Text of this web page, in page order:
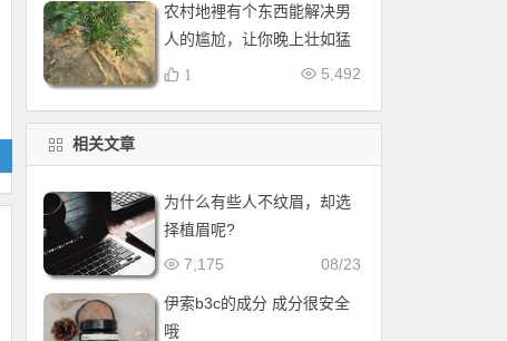
农村地裡有个东西能解决男
人的尴尬，让你晚上壮如猛
牛床受不了
5,492
1
相关文章
为什么有些人不纹眉，却选
择植眉呢?
08/23
7,175
伊索b3c的成分 成分很安全
哦